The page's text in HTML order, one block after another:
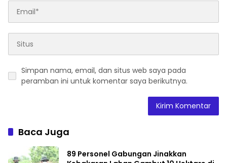
Simpan nama, email, dan situs web saya pada
peramban ini untuk komentar saya berikutnya.
Baca Juga
89 Personel Gabungan Jinakkan